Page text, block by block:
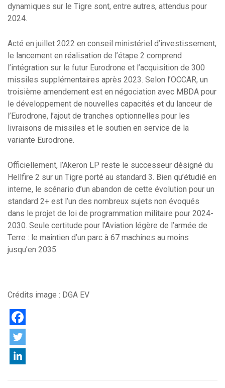
dynamiques sur le Tigre sont, entre autres, attendus pour
2024.
Acté en juillet 2022 en conseil ministériel d’investissement,
le lancement en réalisation de l’étape 2 comprend
l’intégration sur le futur Eurodrone et l’acquisition de 300
missiles supplémentaires après 2023. Selon l’OCCAR, un
troisième amendement est en négociation avec MBDA pour
le développement de nouvelles capacités et du lanceur de
l’Eurodrone, l’ajout de tranches optionnelles pour les
livraisons de missiles et le soutien en service de la
variante Eurodrone.
Officiellement, l’Akeron LP reste le successeur désigné du
Hellfire 2 sur un Tigre porté au standard 3. Bien qu’étudié en
interne, le scénario d’un abandon de cette évolution pour un
standard 2+ est l’un des nombreux sujets non évoqués
dans le projet de loi de programmation militaire pour 2024-
2030. Seule certitude pour l’Aviation légère de l’armée de
Terre : le maintien d’un parc à 67 machines au moins
jusqu’en 2035.
Crédits image : DGA EV